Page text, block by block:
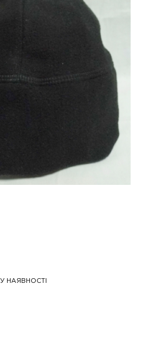
У НАЯВНОСТІ